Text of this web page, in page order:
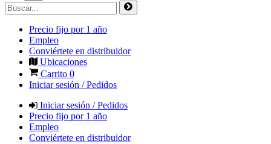
Precio fijo por 1 año
Empleo
Conviértete en distribuidor
Ubicaciones
Carrito 0
Iniciar sesión / Pedidos
Iniciar sesión / Pedidos
Precio fijo por 1 año
Empleo
Conviértete en distribuidor